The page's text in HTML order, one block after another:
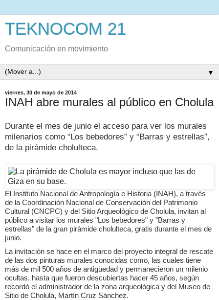
TEKNOCOM 21
Comunicación en movimiento
▼
viernes, 30 de mayo de 2014
INAH abre murales al público en Cholula
Durante el mes de junio el acceso para ver los murales
milenarios como “Los bebedores” y “Barras y estrellas”,
de la pirámide cholulteca.
El Instituto Nacional de Antropología e Historia (INAH), a través
de la Coordinación Nacional de Conservación del Patrimonio
Cultural (CNCPC) y del Sitio Arqueológico de Cholula, invitan al
público a visitar los murales "Los bebedores" y "Barras y
estrellas" de la gran pirámide cholulteca, gratis durante el mes de
junio.
La invitación se hace en el marco del proyecto integral de rescate
de las dos pinturas murales conocidas como, las cuales tiene
más de mil 500 años de antigüedad y permanecieron un milenio
ocultas, hasta que fueron descubiertas hacer 45 años, según
recordó el administrador de la zona arqueológica y del Museo de
Sitio de Cholula, Martín Cruz Sánchez.